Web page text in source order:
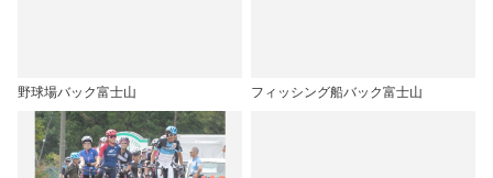
野球場バック富士山 フィッシング船バック富士山